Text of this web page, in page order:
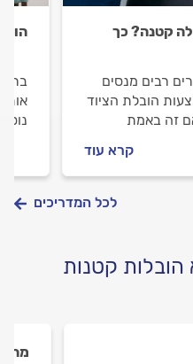
קטנה? כך
רבים מנסים
הובלת הציוד
זה באמת
קרא עוד
לכל המדריכים
הובלות קטנות
מה